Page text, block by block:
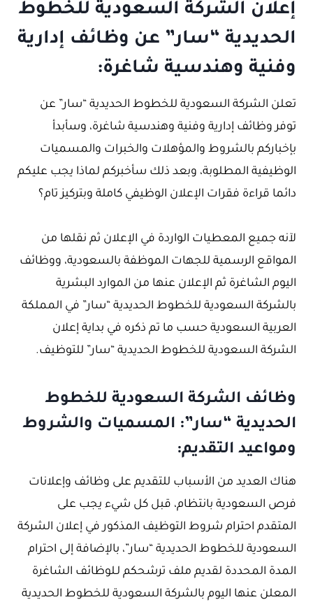
إعلان الشركة السعودية للخطوط
الحديدية “سار” عن وظائف إدارية
وفنية وهندسية شاغرة:
تعلن الشركة السعودية للخطوط الحديدية “سار” عن
توفر وظائف إدارية وفنية وهندسية شاغرة، وسأبدأ
بإخباركم بالشروط والمؤهلات والخبرات والمسميات
الوظيفية المطلوبة، وبعد ذلك سأخبركم لماذا يجب عليكم
دائما قراءة فقرات الإعلان الوظيفي كاملة وبتركيز تام؟
لآنه جميع المعطيات الواردة في الإعلان ثم نقلها من
المواقع الرسمية للجهات الموظفة بالسعودية، ووظائف
اليوم الشاغرة ثم الإعلان عنها من الموارد البشرية
بالشركة السعودية للخطوط الحديدية “سار” في المملكة
العربية السعودية حسب ما تم ذكره في بداية إعلان
الشركة السعودية للخطوط الحديدية “سار” للتوظيف.
وظائف الشركة السعودية للخطوط
الحديدية “سار”: المسميات والشروط
ومواعيد التقديم:
هناك العديد من الأسباب للتقديم على وظائف وإعلانات
فرص السعودية بانتظام، قبل كل شيء يجب على
المتقدم احترام شروط التوظيف المذكور في إعلان الشركة
السعودية للخطوط الحديدية “سار”، بالإضافة إلى احترام
المدة المحددة لقديم ملف ترشحكم لـلوظائف الشاغرة
المعلن عنها اليوم بالشركة السعودية للخطوط الحديدية